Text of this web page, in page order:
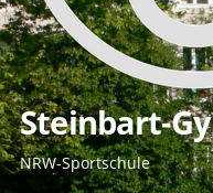
Steinbart-
NRW-Sportschule